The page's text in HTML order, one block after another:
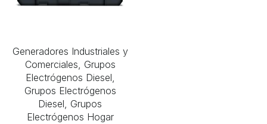
Generadores Industriales y
Comerciales, Grupos
Electrógenos Diesel,
Grupos Electrógenos
Diesel, Grupos
Electrógenos Hogar